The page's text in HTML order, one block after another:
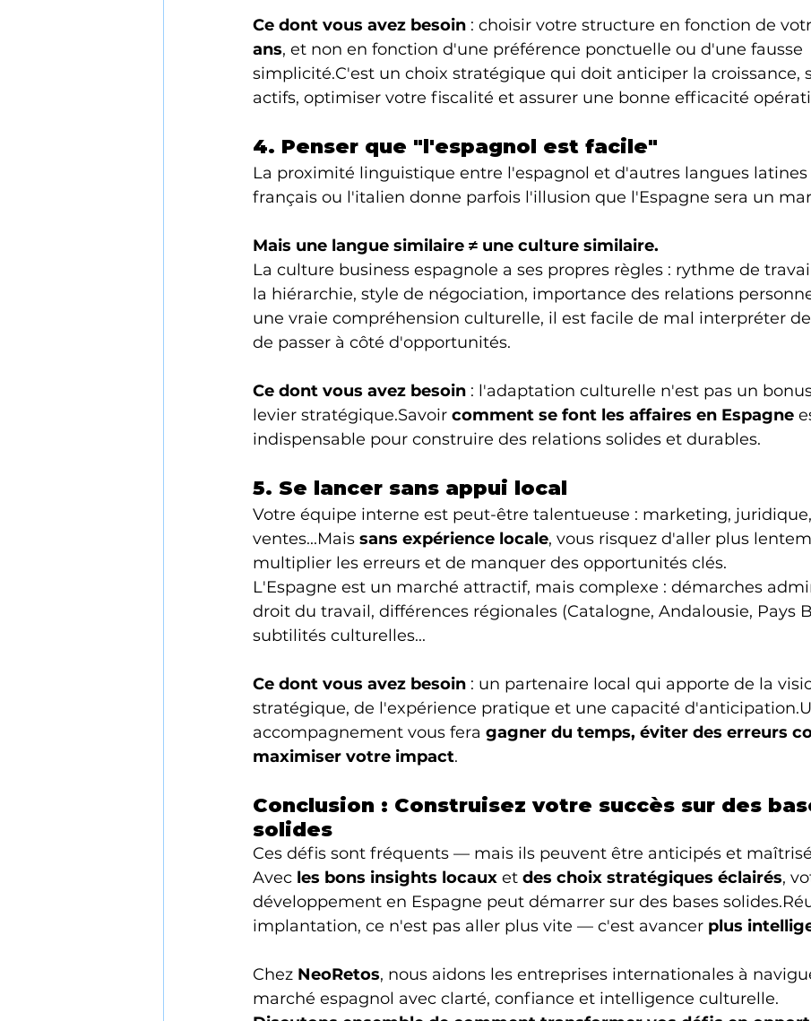
Ce dont vous avez besoin : choisir votre structure en fonction de
ans, et non en fonction d'une préférence ponctuelle ou d'une fausse
simplicité.C'est un choix stratégique qui doit anticiper la croissance,
actifs, optimiser votre fiscalité et assurer une bonne efficacité
4. Penser que "l'espagnol est facile"
La proximité linguistique entre l'espagnol et d'autres langues
français ou l'italien donne parfois l'illusion que l'Espagne sera un
Mais une langue similaire ≠ une culture similaire.
La culture business espagnole a ses propres règles : rythme de
la hiérarchie, style de négociation, importance des relations
une vraie compréhension culturelle, il est facile de mal interpréter
de passer à côté d'opportunités.
Ce dont vous avez besoin : l'adaptation culturelle n'est pas un
levier stratégique.Savoir comment se font les affaires en Espagne
indispensable pour construire des relations solides et durables.
5. Se lancer sans appui local
Votre équipe interne est peut-être talentueuse : marketing, juridique,
ventes...Mais sans expérience locale, vous risquez d'aller plus
multiplier les erreurs et de manquer des opportunités clés.
L'Espagne est un marché attractif, mais complexe : démarches
droit du travail, différences régionales (Catalogne, Andalousie, Pays
subtilités culturelles...
Ce dont vous avez besoin : un partenaire local qui apporte de la
stratégique, de l'expérience pratique et une capacité
accompagnement vous fera gagner du temps, éviter des erreurs
maximiser votre impact.
Conclusion : Construisez votre succès sur des
solides
Ces défis sont fréquents — mais ils peuvent être anticipés et
Avec les bons insights locaux et des choix stratégiques éclairés,
développement en Espagne peut démarrer sur des bases
implantation, ce n'est pas aller plus vite — c'est avancer plus
Chez NeoRetos, nous aidons les entreprises internationales à
marché espagnol avec clarté, confiance et intelligence culturelle.